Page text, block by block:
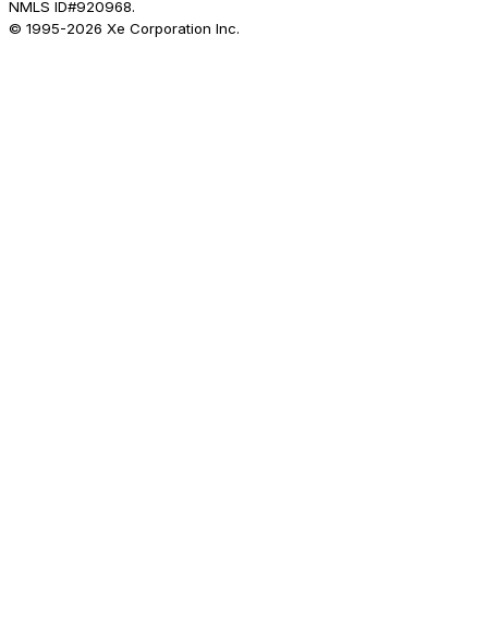
NMLS ID#920968.
© 1995-2026 Xe Corporation Inc.